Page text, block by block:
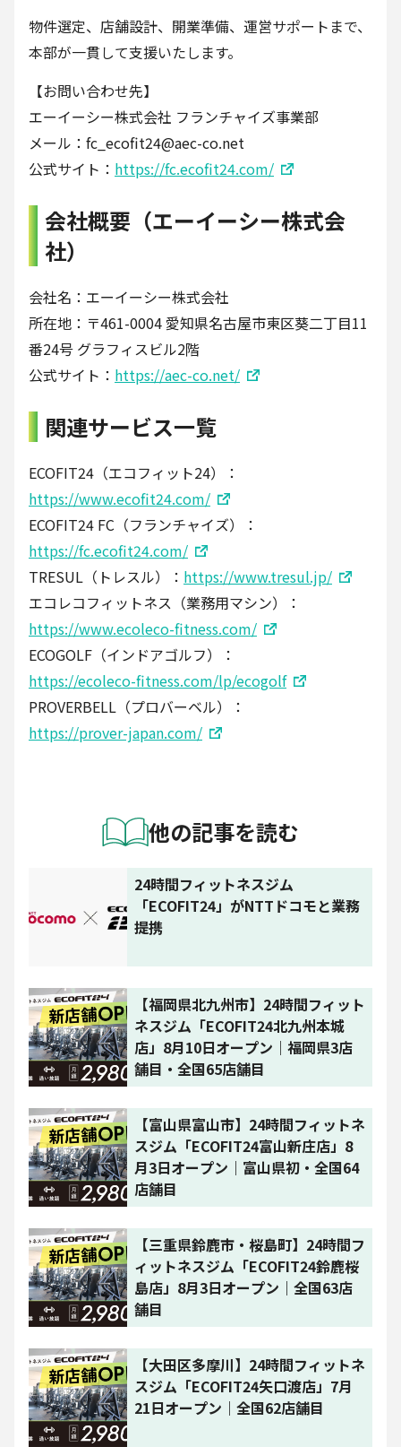
物件選定、店舗設計、開業準備、運営サポートまで、
本部が一貫して支援いたします。
【お問い合わせ先】
エーイーシー株式会社 フランチャイズ事業部
メール：fc_ecofit24@aec-co.net
公式サイト： https://fc.ecofit24.com/
会社概要（エーイーシー株式会
社）
会社名：エーイーシー株式会社
所在地：〒461-0004 愛知県名古屋市東区葵二丁目11
番24号 グラフィスビル2階
公式サイト： https://aec-co.net/
関連サービス一覧
ECOFIT24（エコフィット24）：
https://www.ecofit24.com/
ECOFIT24 FC（フランチャイズ）：
https://fc.ecofit24.com/
TRESUL（トレスル）： https://www.tresul.jp/
エコレコフィットネス（業務用マシン）：
https://www.ecoleco-fitness.com/
ECOGOLF（インドアゴルフ）：
https://ecoleco-fitness.com/lp/ecogolf
PROVERBELL（プロバーベル）：
https://prover-japan.com/
他の記事を読む
24時間フィットネスジム
「ECOFIT24」がNTTドコモと業務
提携
【福岡県北九州市】24時間フィット
ネスジム「ECOFIT24北九州本城
店」8月10日オープン｜福岡県3店
舗目・全国65店舗目
【富山県富山市】24時間フィットネ
スジム「ECOFIT24富山新庄店」8
月3日オープン｜富山県初・全国64
店舗目
【三重県鈴鹿市・桜島町】24時間フ
ィットネスジム「ECOFIT24鈴鹿桜
島店」8月3日オープン｜全国63店
舗目
【大田区多摩川】24時間フィットネ
スジム「ECOFIT24矢口渡店」7月
21日オープン｜全国62店舗目